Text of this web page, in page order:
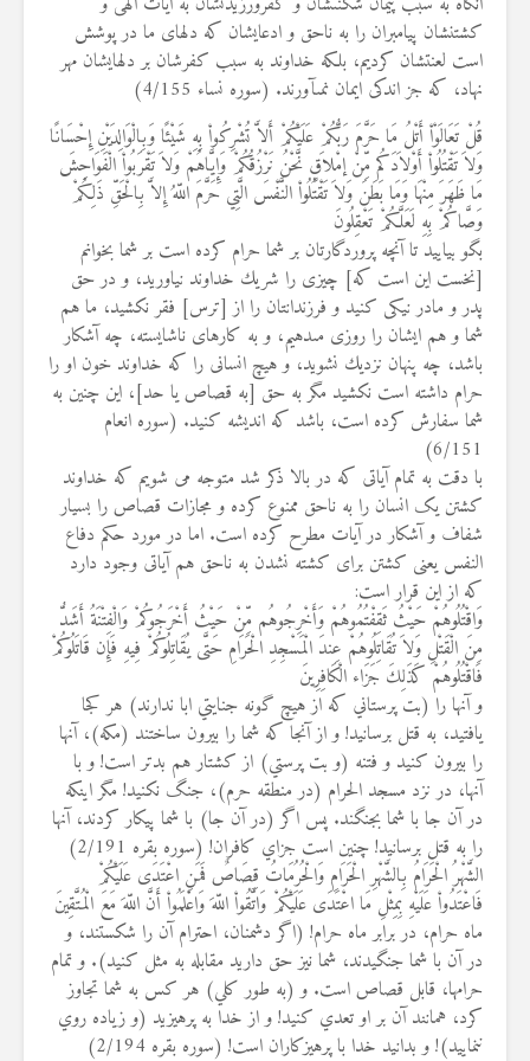
كشتنشان پيامبران را به ناحق و ادعايشان كه دلهاى ما در پوشش
است لعنتشان كرديم‏، بلكه خداوند به سبب كفرشان بر دلهايشان مهر
نهاد، كه جز اندكى ايمان نمى‏آورند. (سوره نساء 4/155)
قُلْ تَعَالَوْاْ أَتْلُ مَا حَرَّمَ رَبُّكُمْ عَلَيْكُمْ أَلاَّ تُشْرِكُواْ بِهِ شَيْئًا وَبِالْوَالِدَيْنِ إِحْسَانًا
وَلاَ تَقْتُلُواْ أَوْلاَدَكُم مِّنْ إمْلاَقٍ نَّحْنُ نَرْزُقُكُمْ وَإِيَّاهُمْ وَلاَ تَقْرَبُواْ الْفَوَاحِشَ
مَا ظَهَرَ مِنْهَا وَمَا بَطَنَ وَلاَ تَقْتُلُواْ النَّفْسَ الَّتِي حَرَّمَ اللّهُ إِلاَّ بِالْحَقِّ ذَلِكُمْ
وَصَّاكُمْ بِهِ لَعَلَّكُمْ تَعْقِلُونَ
بگو بياييد تا آنچه پروردگارتان بر شما حرام كرده است بر شما بخوانم
[نخست اين است كه‏] چيزى را شريك خداوند نياوريد، و در حق
پدر و مادر نيكى كنيد و فرزندانتان را از [ترس‏] فقر نكشيد، ما هم
شما و هم ايشان را روزى مى‏دهيم، و به كارهاى ناشايسته، چه آشكار
باشد، چه پنهان نزديك نشويد، و هيچ انسانى را كه خداوند خون او را
حرام داشته است نكشيد مگر به حق [به قصاص يا حد]، اين چنين به
شما سفارش كرده است، باشد كه انديشه كنيد. (سوره انعام
6/151)
با دقت به تمام آیاتی که در بالا ذکر شد متوجه می شویم که خداوند
کشتن یک انسان را به ناحق ممنوع کرده و مجازات قصاص را بسیار
شفاف و آشکار در آیات مطرح کرده است. اما در مورد حکم دفاع
النفس یعنی کشتن برای کشته نشدن به ناحق هم آیاتی وجود دارد
که از این قرار است:
وَاقْتُلُوهُمْ حَيْثُ ثَقِفْتُمُوهُمْ وَأَخْرِجُوهُم مِّنْ حَيْثُ أَخْرَجُوكُمْ وَالْفِتْنَةُ أَشَدُّ
مِنَ الْقَتْلِ وَلاَ تُقَاتِلُوهُمْ عِندَ الْمَسْجِدِ الْحَرَامِ حَتَّى يُقَاتِلُوكُمْ فِيهِ فَإِن قَاتَلُوكُمْ
فَاقْتُلُوهُمْ كَذَلِكَ جَزَاء الْكَافِرِينَ
و آنها را (بت پرستاني كه از هيچ گونه جنايتي ابا ندارند) هر كجا
يافتيد، به قتل برسانيد! و از آنجا كه شما را بيرون ساختند (مكه)، آنها
را بيرون كنيد و فتنه (و بت پرستي) از كشتار هم بدتر است! و با
آنها، در نزد مسجد الحرام (در منطقه حرم)، جنگ نكنيد! مگر اينكه
در آن جا با شما بجنگند. پس اگر (در آن جا) با شما پيكار كردند، آنها
را به قتل برسانيد! چنين است جزاي كافران! (سوره بقره 2/191)
الشَّهْرُ الْحَرَامُ بِالشَّهْرِ الْحَرَامِ وَالْحُرُمَاتُ قِصَاصٌ فَمَنِ اعْتَدَى عَلَيْكُمْ
فَاعْتَدُواْ عَلَيْهِ بِمِثْلِ مَا اعْتَدَى عَلَيْكُمْ وَاتَّقُواْ اللّهَ وَاعْلَمُواْ أَنَّ اللّهَ مَعَ الْمُتَّقِينَ
ماه حرام، در برابر ماه حرام! (اگر دشمنان، احترام آن را شكستند، و
در آن با شما جنگيدند، شما نيز حق داريد مقابله به مثل كنيد). و تمام
حرامها، قابل قصاص است. و (به طور كلي) هر كس به شما تجاوز
كرد، همانند آن بر او تعدي كنيد! و از خدا به پرهيزيد (و زياده روي
ننماييد)! و بدانيد خدا با پرهيزكاران است! (سوره بقره 2/194)